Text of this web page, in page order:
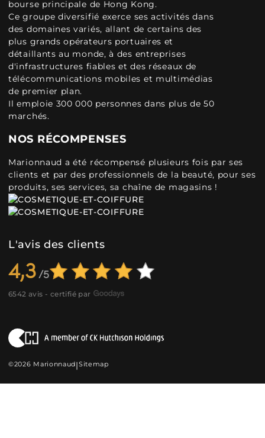
bourse principale de Hong Kong.
Ce groupe diversifié exerce ses activités dans
des domaines variés, allant de certains des
plus grands opérateurs portuaires et
détaillants au monde, à des entreprises
d'infrastructures fiables et des réseaux de
télécommunications mobiles et multimédias
de premier plan.
Il emploie 300 000 personnes dans plus de 50
marchés.
NOS RÉCOMPENSES
Marionnaud a été récompensé plusieurs fois par ses
clients et par des professionnels de la beauté, pour ses
produits, ses services, sa chaîne de magasins !
L'avis des clients
4,3
6542 avis - certifié par
©2026 Marionnaud|Sitemap